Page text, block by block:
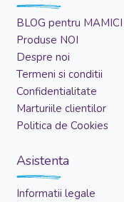
BLOG pentru MAMICI
Produse NOI
Despre noi
Termeni si conditii
Confidentialitate
Marturiile clientilor
Politica de Cookies
Asistenta
Informatii legale